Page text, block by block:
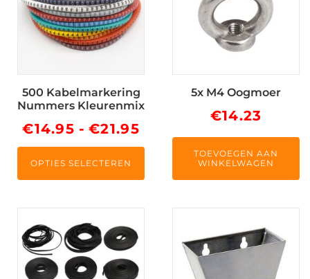
500 Kabelmarkering
Nummers Kleurenmix
€14.95 - €21.95Prijsklasse:
€14.95
OPTIES SELECTEREN
meerdere
variaties.
Deze
gekozen
worden
op
de
productpagina
5x M4 Oogmoer
€14.23
TOEVOEGEN AAN
WINKELWAGEN
product
heeft
meerdere